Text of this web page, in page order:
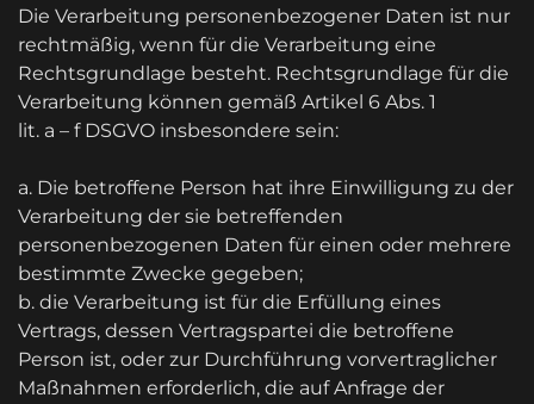
Die Verarbeitung personenbezogener Daten ist nur
rechtmäßig, wenn für die Verarbeitung eine
Rechtsgrundlage besteht. Rechtsgrundlage für die
Verarbeitung können gemäß Artikel 6 Abs. 1
lit. a – f DSGVO insbesondere sein:
a. Die betroffene Person hat ihre Einwilligung zu der
Verarbeitung der sie betreffenden
personenbezogenen Daten für einen oder mehrere
bestimmte Zwecke gegeben;
b. die Verarbeitung ist für die Erfüllung eines
Vertrags, dessen Vertragspartei die betroffene
Person ist, oder zur Durchführung vorvertraglicher
Maßnahmen erforderlich, die auf Anfrage der